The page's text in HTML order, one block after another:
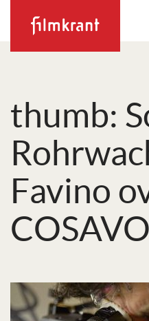
thumb:
Favino